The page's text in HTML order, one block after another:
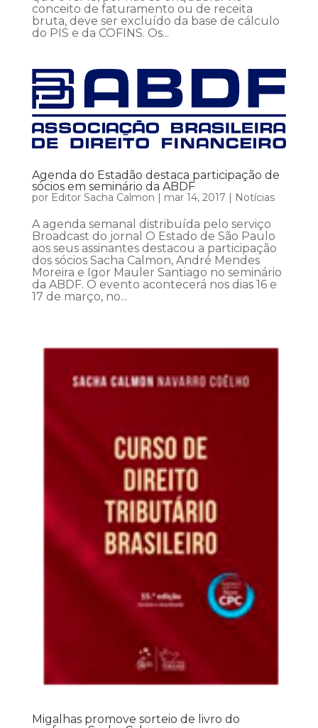
conceito de faturamento ou de receita
bruta, deve ser excluído da base de cálculo
do PIS e da COFINS. Os...
Agenda do Estadão destaca participação de
sócios em seminário da ABDF
por Editor Sacha Calmon | mar 14, 2017 | Notícias
A agenda semanal distribuída pelo serviço
Broadcast do jornal O Estado de São Paulo
aos seus assinantes destacou a participação
dos sócios Sacha Calmon, André Mendes
Moreira e Igor Mauler Santiago no seminário
da ABDF. O evento acontecerá nos dias 16 e
17 de março, no...
Migalhas promove sorteio de livro do